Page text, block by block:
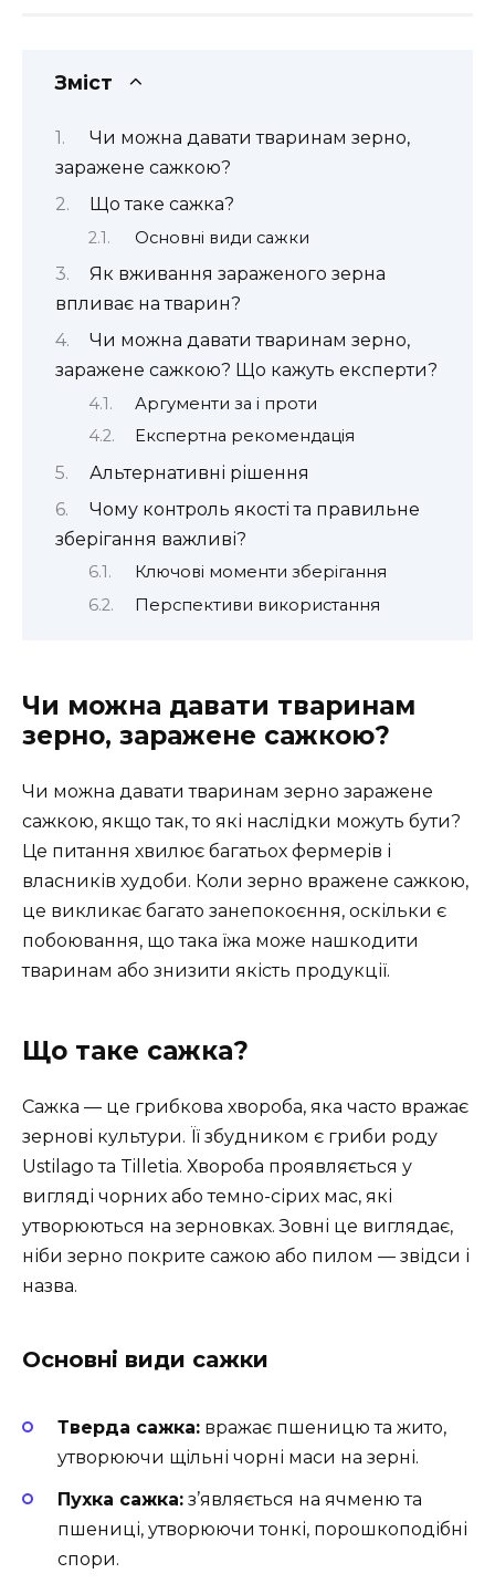
Зміст
Чи можна давати тваринам зерно,
заражене сажкою?
Що таке сажка?
Основні види сажки
Як вживання зараженого зерна
впливає на тварин?
Чи можна давати тваринам зерно,
заражене сажкою? Що кажуть експерти?
Аргументи за і проти
Експертна рекомендація
Альтернативні рішення
Чому контроль якості та правильне
зберігання важливі?
Ключові моменти зберігання
Перспективи використання
Чи можна давати тваринам
зерно, заражене сажкою?
Чи можна давати тваринам зерно заражене
сажкою, якщо так, то які наслідки можуть бути?
Це питання хвилює багатьох фермерів і
власників худоби. Коли зерно вражене сажкою,
це викликає багато занепокоєння, оскільки є
побоювання, що така їжа може нашкодити
тваринам або знизити якість продукції.
Що таке сажка?
Сажка — це грибкова хвороба, яка часто вражає
зернові культури. Її збудником є гриби роду
Ustilago та Tilletia. Хвороба проявляється у
вигляді чорних або темно-сірих мас, які
утворюються на зерновках. Зовні це виглядає,
ніби зерно покрите сажою або пилом — звідси і
назва.
Основні види сажки
Тверда сажка: вражає пшеницю та жито,
утворюючи щільні чорні маси на зерні.
Пухка сажка: з’являється на ячменю та
пшениці, утворюючи тонкі, порошкоподібні
спори.